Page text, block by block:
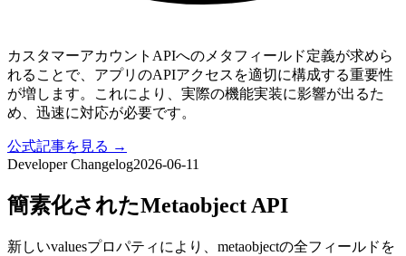
カスタマーアカウントAPIへのメタフィールド定義が求めら
れることで、アプリのAPIアクセスを適切に構成する重要性
が増します。これにより、実際の機能実装に影響が出るた
め、迅速に対応が必要です。
公式記事を見る →
Developer Changelog2026-06-11
簡素化されたMetaobject API
新しいvaluesプロパティにより、metaobjectの全フィールドを